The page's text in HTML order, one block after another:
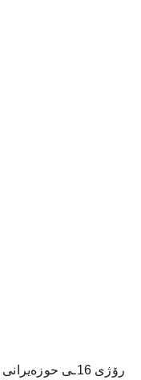
رۆژی 16ـی حوزەیرانی 2023